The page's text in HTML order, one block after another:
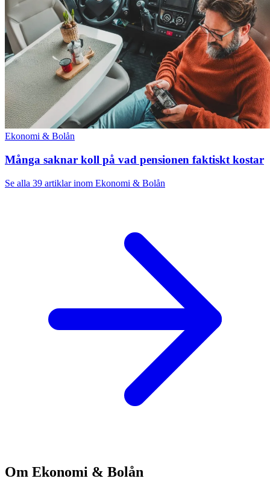
Ekonomi & Bolån
Många saknar koll på vad pensionen faktiskt kostar
Se alla 39 artiklar inom Ekonomi & Bolån
Om Ekonomi & Bolån